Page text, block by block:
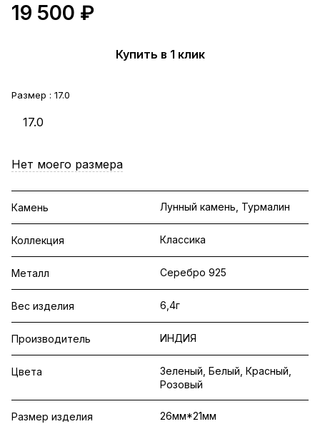
19 500 ₽
Купить в 1 клик
Размер : 17.0
17.0
Нет моего размера
Камень Лунный камень, Турмалин
Коллекция Классика
Металл Серебро 925
Вес изделия 6,4г
Производитель ИНДИЯ
Цвета
Зеленый, Белый, Красный,
Розовый
Размер изделия 26мм*21мм